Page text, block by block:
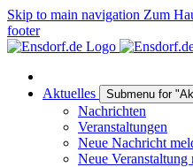
Skip to main navigation Zum
footer
Aktuelles Submenu for
Nachrichten
Veranstaltungen
Neue Nachricht
Neue Veranstaltung